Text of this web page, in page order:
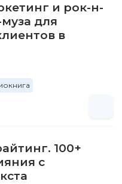
и рок-н-
для
в
100+
с